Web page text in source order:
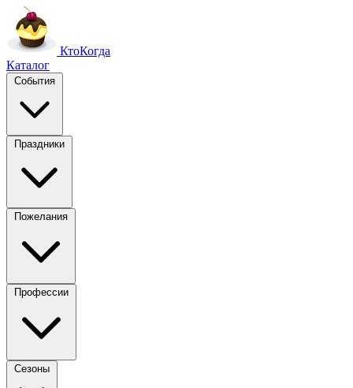
КтоКогда
Каталог
События
Праздники
Пожелания
Профессии
Сезоны